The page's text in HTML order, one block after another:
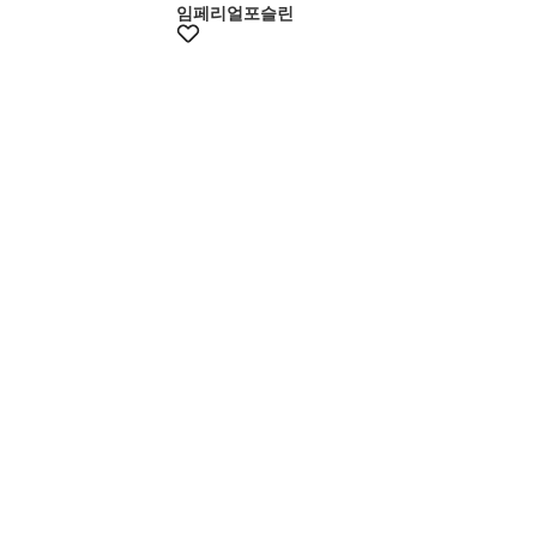
임페리얼포슬린